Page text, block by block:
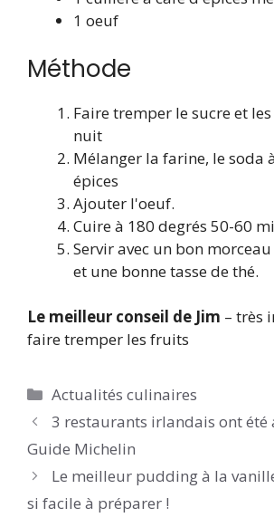
1 oeuf
Méthode
Faire tremper le sucre et
nuit
Mélanger la farine, le soda
épices
Ajouter l'oeuf.
Cuire à 180 degrés 50-60
Servir avec un bon
et une bonne tasse de thé.
Le meilleur conseil de Jim – très
faire tremper les fruits
Catégories
Actualités culinaires
3 restaurants irlandais ont été
Guide Michelin
Le meilleur pudding à la
si facile à préparer !